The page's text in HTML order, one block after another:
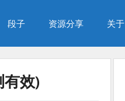
段子 资源分享 关于
效)